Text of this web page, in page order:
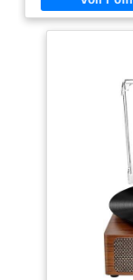
Soyez prêt à créer
via les haut-
intégrés à la
des haut-parleurs
la sortie RCA ou la
pour les appareils
tels que les MP3.
utiliser vos
écoute privée.
journée en
TURNTABLE A
ET TROIS
charge de 3 tailles
7/10/12″ et de 3
lecture 33/45/78
système